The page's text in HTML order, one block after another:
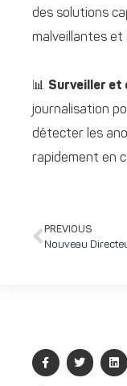
des solutions
malveillantes et
📊 Surveiller
journalisation
détecter les
rapidement en
PREVIOUS